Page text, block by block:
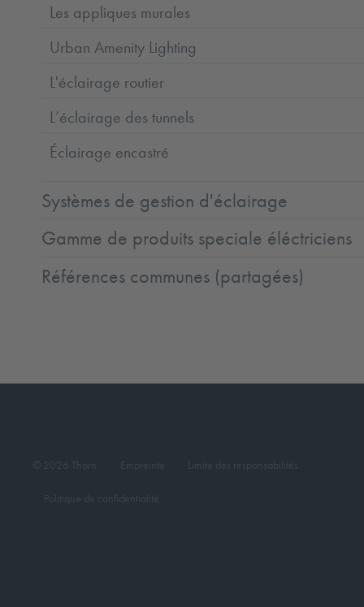
Les appliques murales
Urban Amenity Lighting
L'éclairage routier
L’éclairage des tunnels
Éclairage encastré
Systèmes de gestion d'éclairage
Gamme de produits speciale éléctriciens
Références communes (partagées)